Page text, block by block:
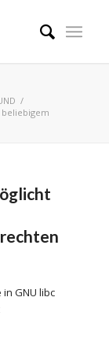
/
beliebigem
GNU libc